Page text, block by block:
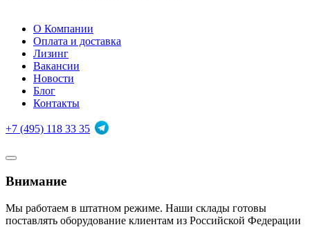
О Компании
Оплата и доставка
Лизинг
Вакансии
Новости
Блог
Контакты
+7 (495) 118 33 35
Внимание
Мы работаем в штатном режиме. Наши склады готовы
поставлять оборудование клиентам из Российской Федерации